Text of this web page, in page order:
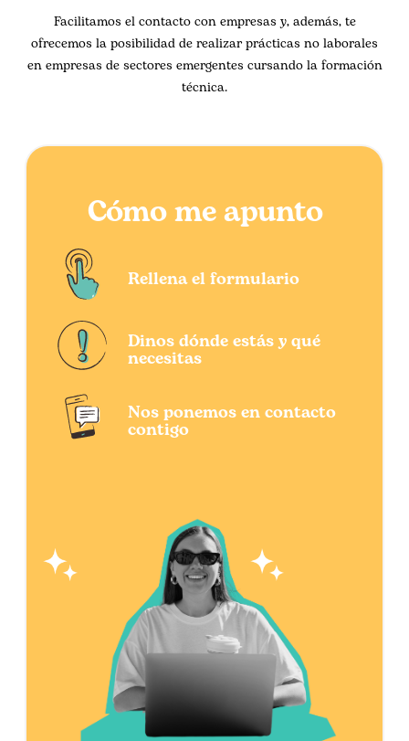
Facilitamos el contacto con empresas y, además, te
ofrecemos la posibilidad de realizar prácticas no laborales
en empresas de sectores emergentes cursando la formación
técnica.
Cómo me apunto
Rellena el formulario
Dinos dónde estás y qué
necesitas
Nos ponemos en contacto
contigo